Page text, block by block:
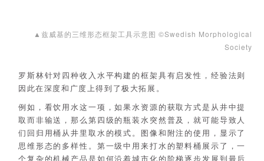
▲兹威基的三维形态框架工具示意图 ©Swedish Morphological
Society
罗斯林针对四种收入水平构建的框架具有启发性，经验法则
因此在深度和广度上得到了极大拓展。
例如，看饮用水这一项，如果水资源的获取方式是从井中提
取而非输送，那么第四级的瓶装水突然普及，就可能导致人
们回归用桶从井里取水的模式。图像和附注的使用，显示了
思维形态的多样性。第一级中用来打水的塑料桶展示了，一
个复杂的机械产品是如何沿着城市化的阶梯逐步发展到最后